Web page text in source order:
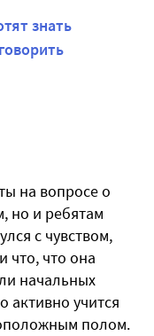
знать
на вопросе о
но и ребятам
с чувством,
что, что она
начальных
активно учится
полом.